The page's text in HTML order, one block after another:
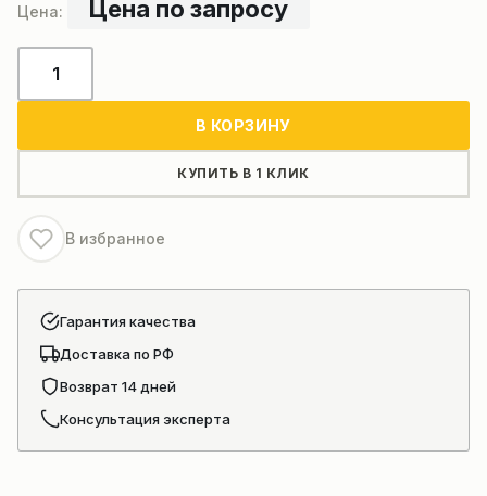
Цена по запросу
товара
SY500H
В КОРЗИНУ
КУПИТЬ В 1 КЛИК
В избранное
Гарантия качества
Доставка по РФ
Возврат 14 дней
Консультация эксперта